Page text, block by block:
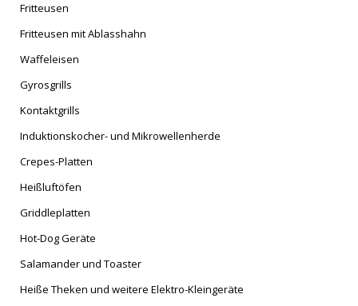
Fritteusen
Fritteusen mit Ablasshahn
Waffeleisen
Gyrosgrills
Kontaktgrills
Induktionskocher- und Mikrowellenherde
Crepes-Platten
Heißluftöfen
Griddleplatten
Hot-Dog Geräte
Salamander und Toaster
Heiße Theken und weitere Elektro-Kleingeräte